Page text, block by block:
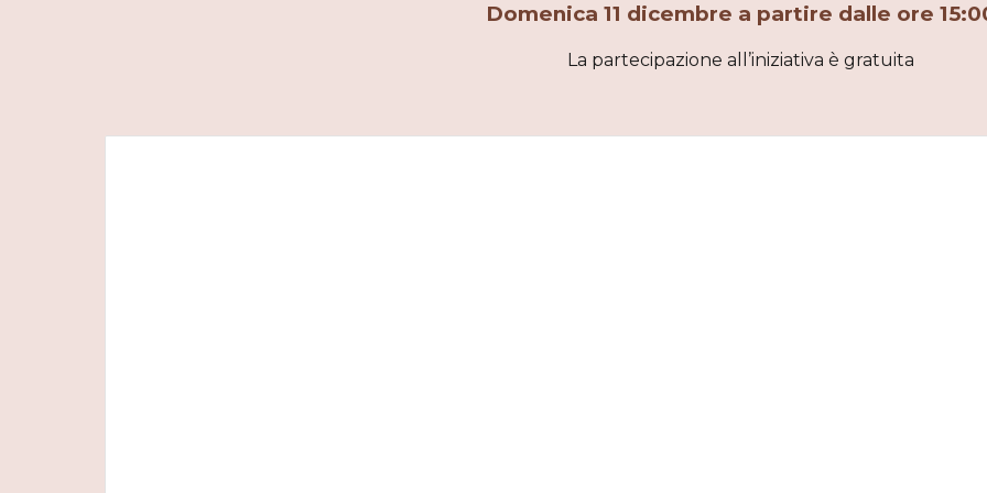
Domenica 11 dicembre a partire dalle ore
La partecipazione all’iniziativa è gratuita